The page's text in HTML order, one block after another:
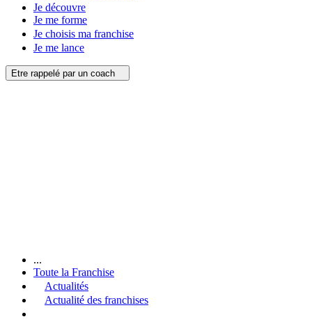
Je découvre
Je me forme
Je choisis ma franchise
Je me lance
Etre rappelé par un coach
...
Toute la Franchise
Actualités
Actualité des franchises